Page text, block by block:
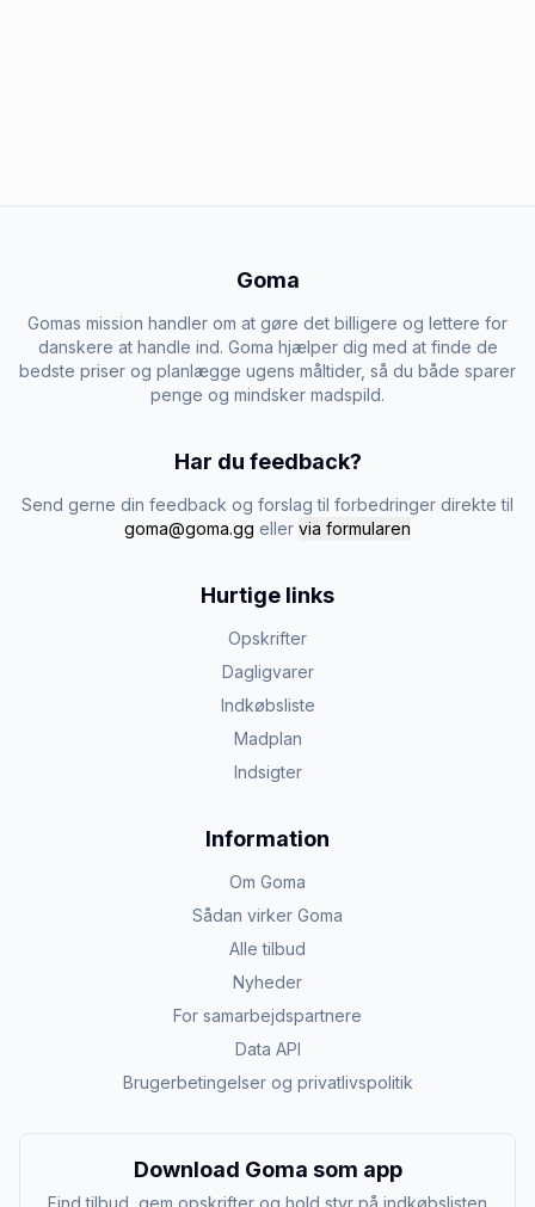
Goma
Gomas mission handler om at gøre det billigere og lettere for
danskere at handle ind. Goma hjælper dig med at finde de
bedste priser og planlægge ugens måltider, så du både sparer
penge og mindsker madspild.
Har du feedback?
Send gerne din feedback og forslag til forbedringer direkte til
goma@goma.gg eller via formularen
Hurtige links
Opskrifter
Dagligvarer
Indkøbsliste
Madplan
Indsigter
Information
Om Goma
Sådan virker Goma
Alle tilbud
Nyheder
For samarbejdspartnere
Data API
Brugerbetingelser og privatlivspolitik
Download Goma som app
Find tilbud, gem opskrifter og hold styr på indkøbslisten